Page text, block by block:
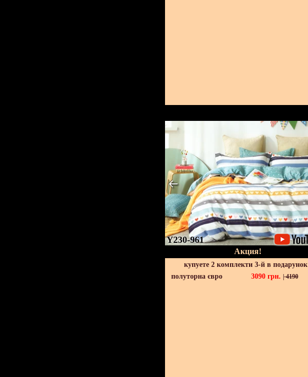
Y230-961
Акция!
купуете 2 комплекти 3-й в подарунок
полуторна євро
3090 грн. |4190